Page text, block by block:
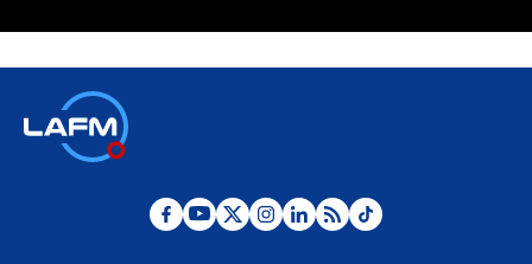
Posesión de Abelardo De La Espriella